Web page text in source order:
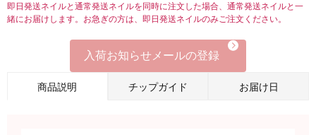
即日発送ネイルと通常発送ネイルを同時に注文した場合、通常発送ネイルと一
緒にお届けします。お急ぎの方は、即日発送ネイルのみご注文ください。
入荷お知らせメールの登録
商品説明 チップガイド お届け日